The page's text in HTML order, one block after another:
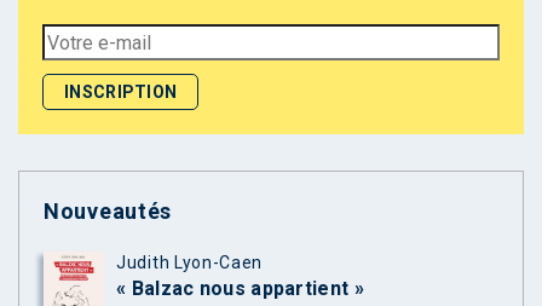
Nouveautés
Judith Lyon-Caen
« Balzac nous appartient »